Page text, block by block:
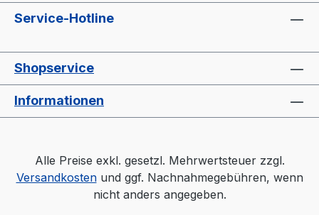
Service-Hotline
Shopservice
Informationen
Alle Preise exkl. gesetzl. Mehrwertsteuer zzgl.
Versandkostenund ggf. Nachnahmegebühren, wenn
nicht anders angegeben.